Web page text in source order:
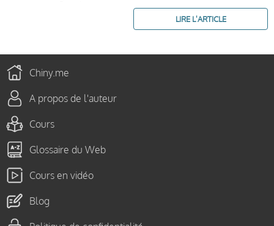
LIRE L'ARTICLE
Chiny.me
A propos de l'auteur
Cours
Glossaire du Web
Cours en vidéo
Blog